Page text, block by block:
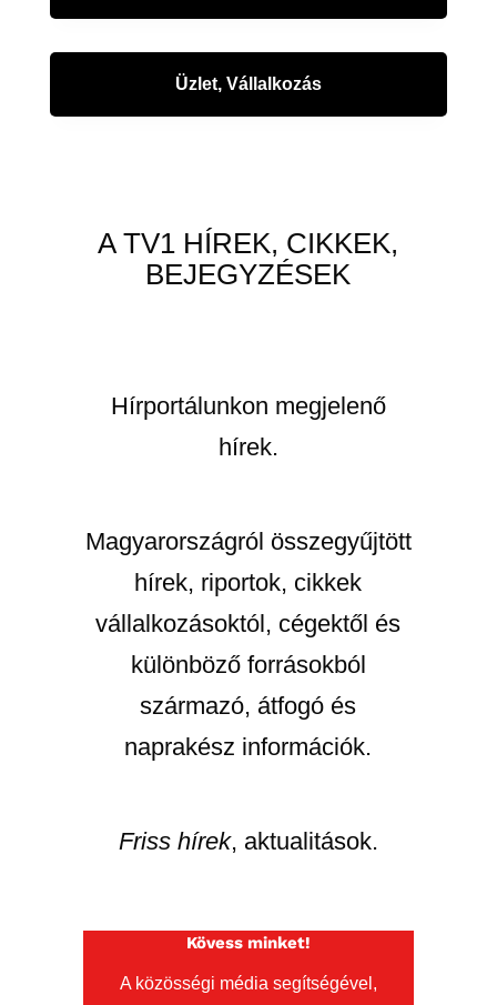
Üzlet, Vállalkozás
A TV1 HÍREK, CIKKEK,
BEJEGYZÉSEK
Hírportálunkon megjelenő
hírek.
Magyarországról összegyűjtött
hírek, riportok, cikkek
vállalkozásoktól, cégektől és
különböző forrásokból
származó, átfogó és
naprakész információk.
Friss hírek, aktualitások.
Kövess minket!
A közösségi média segítségével,